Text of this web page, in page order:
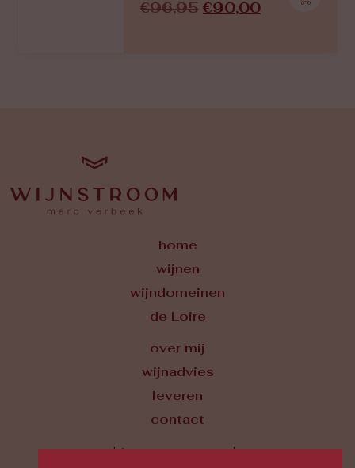
€96,95 €90,00
home
wijnen
wijndomeinen
de Loire
over mij
wijnadvies
leveren
contact
algemene voorwaarden